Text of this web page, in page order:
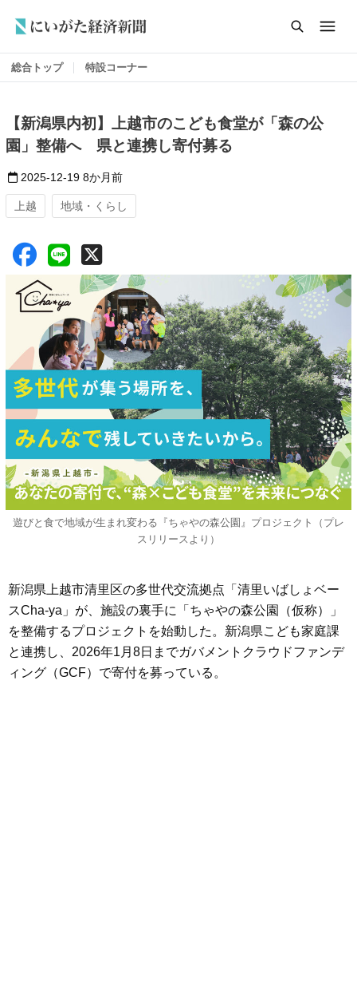
総合トップ 特設コーナー
【新潟県内初】上越市のこども食堂が「森の公
園」整備へ 県と連携し寄付募る
2025-12-19 8か月前
上越 地域・くらし
遊びと食で地域が生まれ変わる『ちゃやの森公園』プロジェクト（プレ
スリリースより）
新潟県上越市清里区の多世代交流拠点「清里いばしょベー
スCha-ya」が、施設の裏手に「ちゃやの森公園（仮称）」
を整備するプロジェクトを始動した。新潟県こども家庭課
と連携し、2026年1月8日までガバメントクラウドファンデ
ィング（GCF）で寄付を募っている。